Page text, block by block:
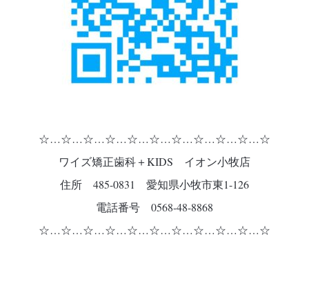
☆…☆…☆…☆…☆…☆…☆…☆…☆…☆…☆
ワイズ矯正歯科＋KIDS イオン小牧店
住所 485-0831 愛知県小牧市東1-126
電話番号 0568-48-8868
☆…☆…☆…☆…☆…☆…☆…☆…☆…☆…☆